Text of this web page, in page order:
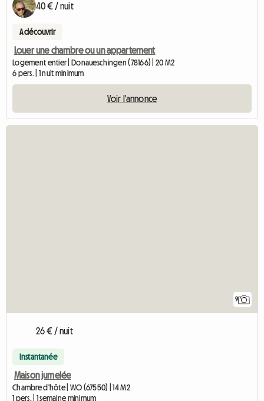
40 € / nuit
A découvrir
Louer une chambre ou un appartement
Logement entier | Donaueschingen (78166) | 20 M2
6 pers. | 1 nuit minimum
Voir l'annonce
9
26 € / nuit
Instantanée
Maison jumelée
Chambre d'hôte | WO (67550) | 14 M2
1 pers. | 1 semaine minimum